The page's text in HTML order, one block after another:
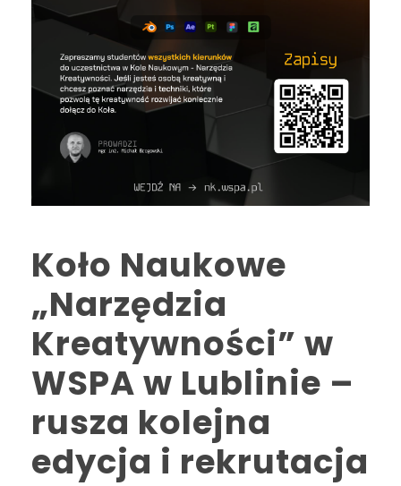
Koło Naukowe
„Narzędzia
Kreatywności” w
WSPA w Lublinie –
rusza kolejna
edycja i rekrutacja